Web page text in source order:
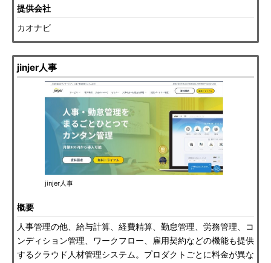
提供会社
カオナビ
jinjer人事
jinjer人事
概要
人事管理の他、給与計算、経費精算、勤怠管理、労務管理、コ
ンディション管理、ワークフロー、雇用契約などの機能も提供
するクラウド人材管理システム。プロダクトごとに料金が異な